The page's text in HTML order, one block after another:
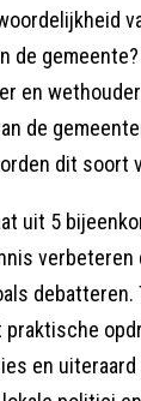
de
en
de
dit soort
uit 5
verbeteren
en